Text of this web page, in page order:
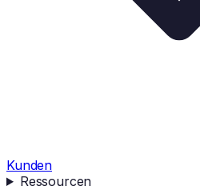
Kunden
Ressourcen